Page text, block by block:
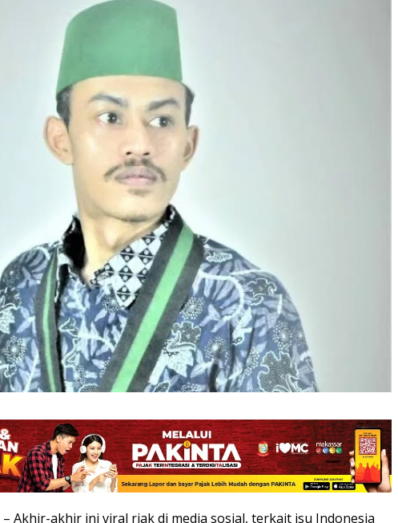
– Akhir-akhir ini viral riak di media sosial, terkait isu Indonesia